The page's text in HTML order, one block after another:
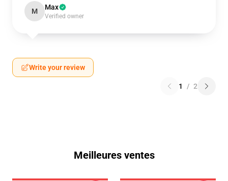
M Max
Verified owner
Write your review
1 / 2
Meilleures ventes